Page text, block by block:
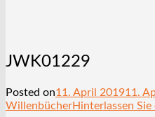
JWK01229
Posted on11. April 201911.
WillenbücherHinterlassen